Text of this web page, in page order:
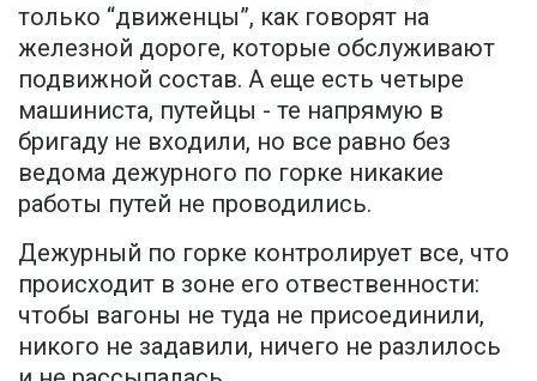
только “движенцы”, как говорят на
железной дороге, которые обслуживают
подвижной состав. А еще есть четыре
машиниста, путейцы - те напрямую в
бригаду не входили, но все равно без
ведома дежурного по горке никакие
работы путей не проводились.
Дежурный по горке контролирует все, что
происходит в зоне его отвественности:
чтобы вагоны не туда не присоединили,
никого не задавили, ничего не разлилось